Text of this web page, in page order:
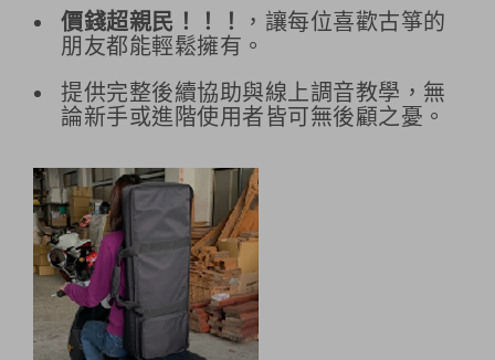
價錢超親民！！！
，讓每位喜歡古箏的
朋友都能輕鬆擁有。
提供完整後續協助與線上調音教學，無
論新手或進階使用者皆可無後顧之憂。